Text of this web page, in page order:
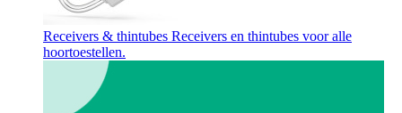
Receivers & thintubes Receivers en thintubes voor alle
hoortoestellen.